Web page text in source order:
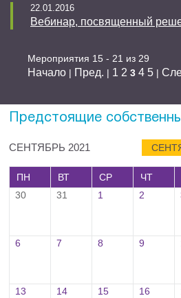
22.01.2016
Вебинар, посвященный
Мероприятия 15 - 21 из 29
Начало | Пред. | 1 2 3 4 5 |
Предстоящие
СЕНТЯБРЬ 2021
ПН ВТ СР ЧТ
30
31 1 2
6 7 8 9
13 14 15 16